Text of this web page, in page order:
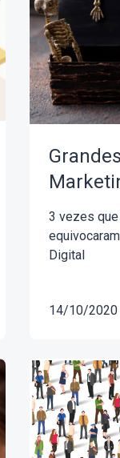
3 vezes
Digital
14/10/2020